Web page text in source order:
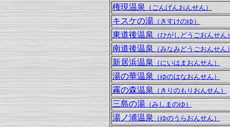
権現温泉 （ごんげんおんせん）
キスケの湯（きすけのゆ）
東道後温泉（ひがしどうごおんせん
南道後温泉（みなみどうごおんせん
新居浜温泉 （にいはまおんせん）
湯の華温泉 （ゆのはなおんせん）
霧の森温泉（きりのもりおんせん）
三島の湯（みしまのゆ）
湯ノ浦温泉（ゆのうらおんせん）